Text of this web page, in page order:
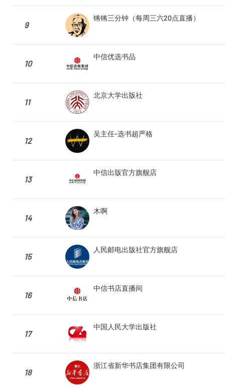
9
锵锵三分钟（每周三六20点直播）
10
中信优选书品
11
北京大学出版社
12
吴主任-选书超严格
13
中信出版官方旗舰店
14
木啊
15
人民邮电出版社官方旗舰店
16
中信书店直播间
17
中国人民大学出版社
18
浙江省新华书店集团有限公司